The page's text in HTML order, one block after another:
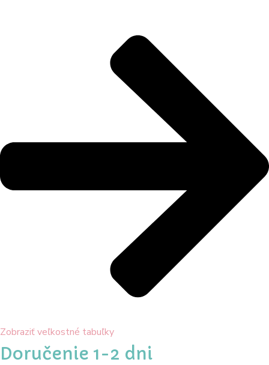
Zobraziť veľkostné tabuľky
Doručenie 1-2 dni